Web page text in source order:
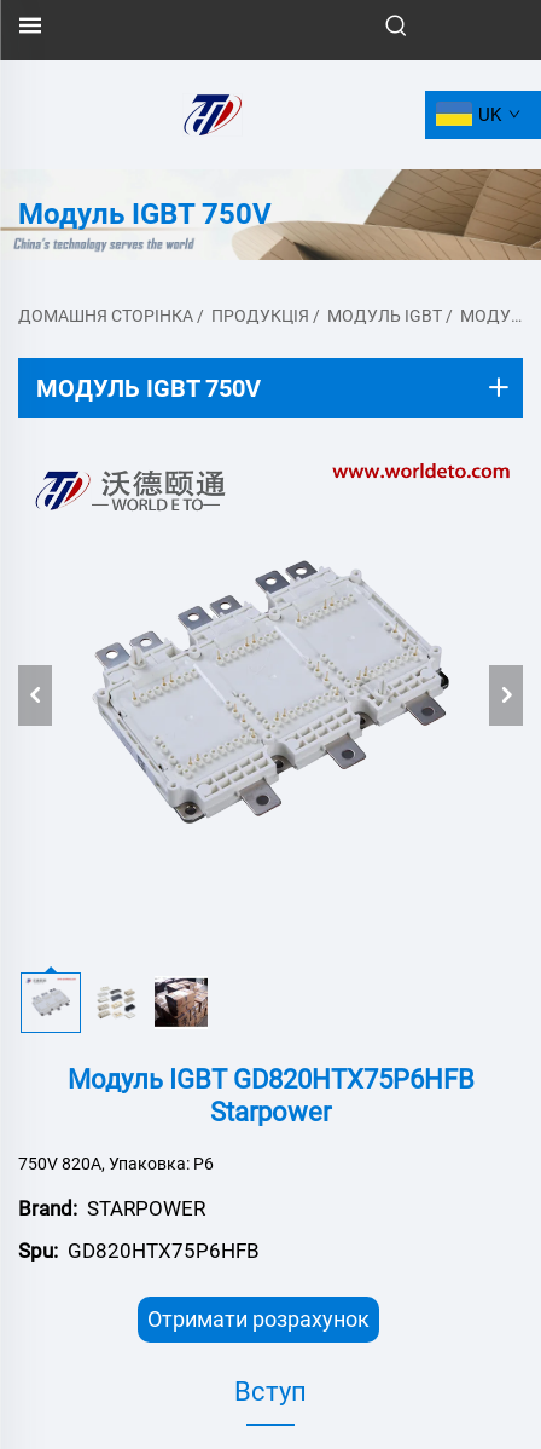
UK
Модуль IGBT 750V
ДОМАШНЯ СТОРІНКА / ПРОДУКЦІЯ / МОДУЛЬ IGBT / МОДУЛЬ IGBT 750V
МОДУЛЬ IGBT 750V
Модуль IGBT GD820HTX75P6HFB
Starpower
750V 820A, Упаковка: P6
Brand: STARPOWER
Spu: GD820HTX75P6HFB
Отримати розрахунок
Вступ